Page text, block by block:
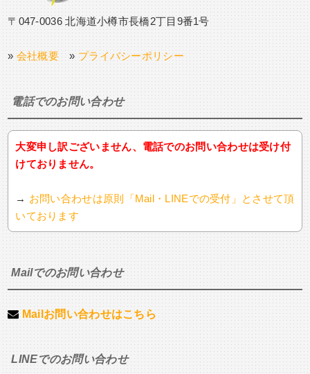
〒047-0036 北海道小樽市長橋2丁目9番1号
» 会社概要 » プライバシーポリシー
電話でのお問い合わせ
大変申し訳ございません、電話でのお問い合わせは受け付
けておりません。
→ お問い合わせは原則「Mail・LINEでの受付」とさせて頂
いております
Mailでのお問い合わせ
Mailお問い合わせはこちら
LINEでのお問い合わせ